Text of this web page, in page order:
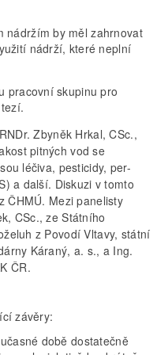
nádržím by měl zahrnovat
nádrží, které neplní
pracovní skupinu pro
Zbyněk Hrkal, CSc.,
pitných vod se
léčiva, pesticidy, per-
a další. Diskuzi v tomto
ČHMÚ. Mezi panelisty
CSc., ze Státního
z Povodí Vltavy, státní
Káraný, a. s., a Ing.
ČR.
závěry:
době dostatečně